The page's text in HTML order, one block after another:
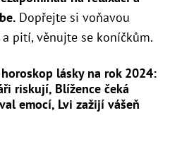
Dopřejte si voňavou
pití, věnujte se koníčkům.
lásky na rok 2024:
riskují, Blížence čeká
emocí, Lvi zažijí vášeň